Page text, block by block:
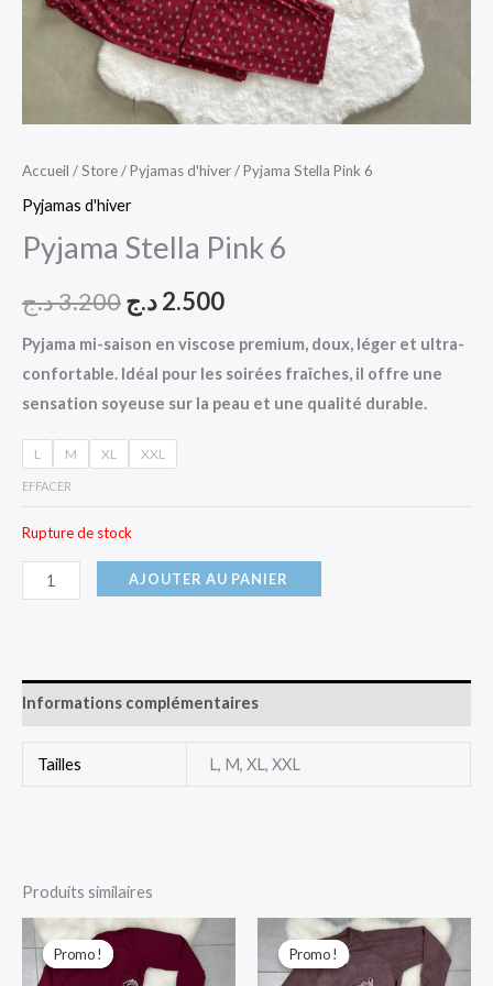
Accueil /Store/Pyjamas d'hiver/ Pyjama Stella Pink 6
Pyjamas d'hiver
Pyjama Stella Pink 6
3.200د.ج 2.500د.ج
Pyjama mi-saison en viscose premium, doux, léger et ultra-
confortable. Idéal pour les soirées fraîches, il offre une
sensation soyeuse sur la peau et une qualité durable.
L M XL XXL
EFFACER
Rupture de stock
AJOUTER AU PANIER
Informations complémentaires
Tailles L, M, XL, XXL
Produits similaires
Promo !
Promo !
Le
prix
initial
était :
Le
actuel
est :
Promo !
Promo !
Le
prix
initial
était :
Le
actuel
est :